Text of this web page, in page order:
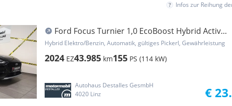
Infos zur Reihung
Ford Focus Turnier 1,0 EcoBoost Hybrid Active
Aut.
Hybrid Elektro/Benzin, Automatik, gültiges Pickerl, Gewährleistung
2024 EZ43.985 km155 PS (114 kW)
Autohaus Destalles GesmbH
4020 Linz
€